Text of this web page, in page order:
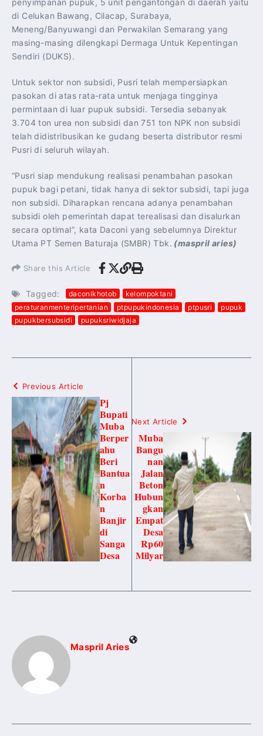
penyimpanan pupuk, 5 unit pengantongan di daerah yaitu
di Celukan Bawang, Cilacap, Surabaya,
Meneng/Banyuwangi dan Perwakilan Semarang yang
masing-masing dilengkapi Dermaga Untuk Kepentingan
Sendiri (DUKS).
Untuk sektor non subsidi, Pusri telah mempersiapkan
pasokan di atas rata-rata untuk menjaga tingginya
permintaan di luar pupuk subsidi. Tersedia sebanyak
3.704 ton urea non subsidi dan 751 ton NPK non subsidi
telah didistribusikan ke gudang beserta distributor resmi
Pusri di seluruh wilayah.
“Pusri siap mendukung realisasi penambahan pasokan
pupuk bagi petani, tidak hanya di sektor subsidi, tapi juga
non subsidi. Diharapkan rencana adanya penambahan
subsidi oleh pemerintah dapat terealisasi dan disalurkan
secara optimal”, kata Daconi yang sebelumnya Direktur
Utama PT Semen Baturaja (SMBR) Tbk. (maspril aries)
Share this Article
Tagged: daconikhotob
kelompoktani
peraturanmenteripertanian
ptpupukindonesia ptpusri
pupuk
pupukbersubsidi
pupuksriwidjaja
Previous Article
Pj
Bupati
Muba
Berper
ahu
Beri
Bantua
n
Korba
n
Banjir
di
Sanga
Desa
Next Article
Muba
Bangu
nan
Jalan
Beton
Hubun
gkan
Empat
Desa
Rp60
Milyar
Maspril Aries